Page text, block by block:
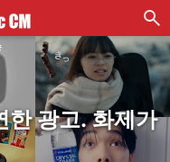
한 광고. 화제가